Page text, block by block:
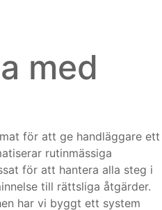
med
för att ge handläggare ett
rutinmässiga
för att hantera alla steg i
till rättsliga åtgärder.
har vi byggt ett system